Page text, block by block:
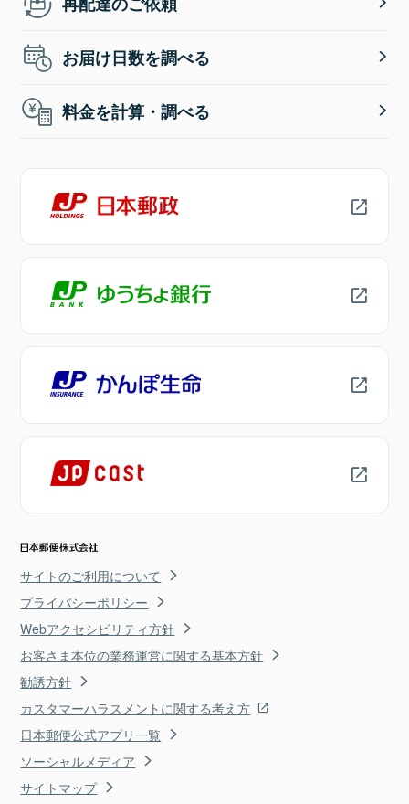
お届け日数を調べる
料金を計算・調べる
サイトのご利用について
プライバシーポリシー
Webアクセシビリティ方針
お客さま本位の業務運営に関する基本方針
勧誘方針
カスタマーハラスメントに関する考え方
日本郵便公式アプリ一覧
ソーシャルメディア
サイトマップ